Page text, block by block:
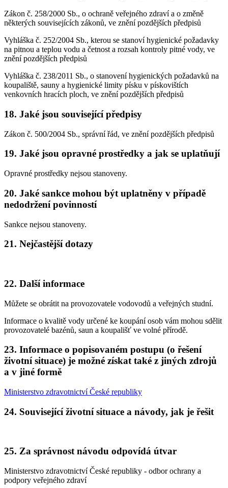
Zákon č. 258/2000 Sb., o ochraně veřejného zdraví a o změně
některých souvisejících zákonů, ve znění pozdějších předpisů
Vyhláška č. 252/2004 Sb., kterou se stanoví hygienické požadavky
na pitnou a teplou vodu a četnost a rozsah kontroly pitné vody, ve
znění pozdějších předpisů
Vyhláška č. 238/2011 Sb., o stanovení hygienických požadavků na
koupaliště, sauny a hygienické limity písku v pískovištích
venkovních hracích ploch, ve znění pozdějších předpisů
18. Jaké jsou související předpisy
Zákon č. 500/2004 Sb., správní řád, ve znění pozdějších předpisů
19. Jaké jsou opravné prostředky a jak se uplatňují
Opravné prostředky nejsou stanoveny.
20. Jaké sankce mohou být uplatněny v případě
nedodržení povinností
Sankce nejsou stanoveny.
21. Nejčastější dotazy
22. Další informace
Můžete se obrátit na provozovatele vodovodů a veřejných studní.
Informace o kvalitě vody určené ke koupání osob vám mohou sdělit
provozovatelé bazénů, saun a koupališť ve volné přírodě.
23. Informace o popisovaném postupu (o řešení
životní situace) je možné získat také z jiných zdrojů
a v jiné formě
Ministerstvo zdravotnictví České republiky
24. Související životní situace a návody, jak je řešit
25. Za správnost návodu odpovídá útvar
Ministerstvo zdravotnictví České republiky - odbor ochrany a
podpory veřejného zdraví